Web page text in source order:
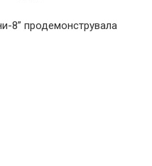
8” продемонструвала